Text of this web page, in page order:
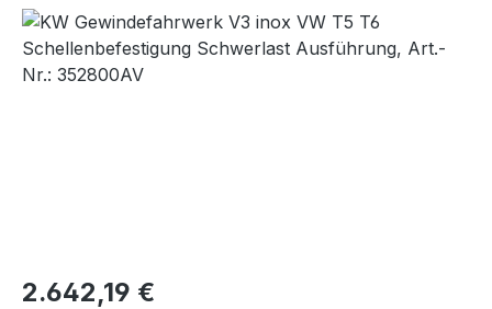
Bildergalerie überspringen
Regulärer Preis:
2.642,19 €